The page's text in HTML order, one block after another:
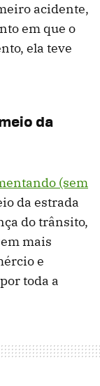
acidente,
em que o
ela teve
da
(sem
da estrada
do trânsito,
mais
e
toda a